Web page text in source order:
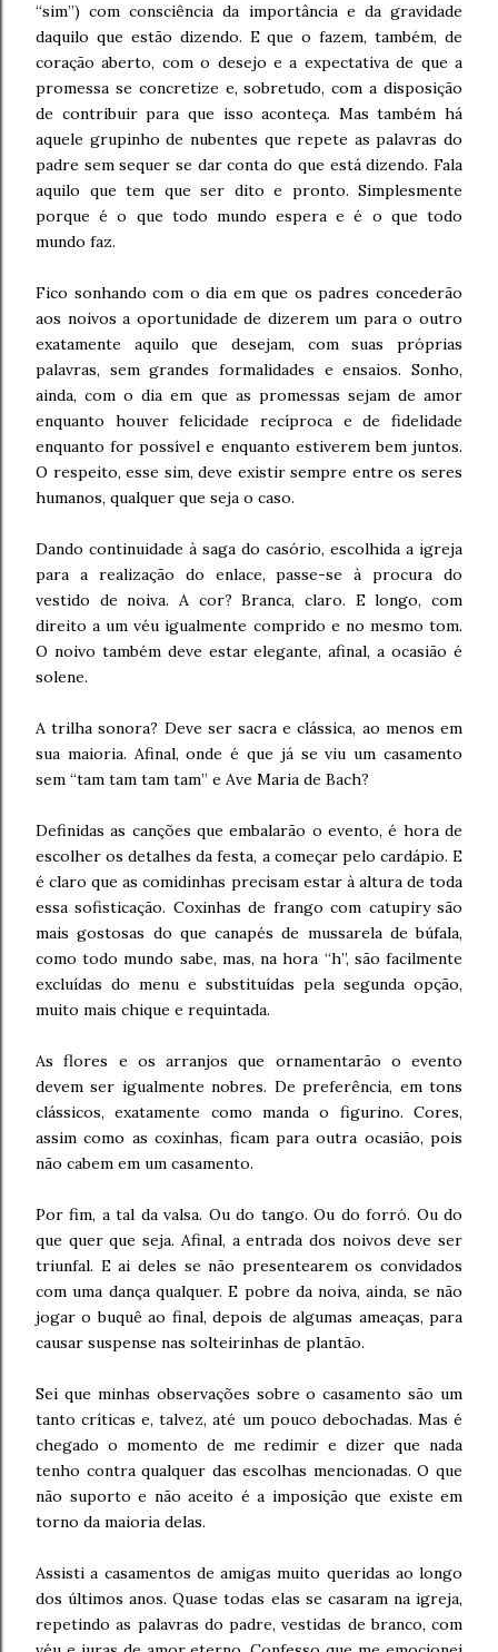
“sim”) com consciência da importância e da gravidade
daquilo que estão dizendo. E que o fazem, também, de
coração aberto, com o desejo e a expectativa de que a
promessa se concretize e, sobretudo, com a disposição
de contribuir para que isso aconteça. Mas também há
aquele grupinho de nubentes que repete as palavras do
padre sem sequer se dar conta do que está dizendo. Fala
aquilo que tem que ser dito e pronto. Simplesmente
porque é o que todo mundo espera e é o que todo
mundo faz.
Fico sonhando com o dia em que os padres concederão
aos noivos a oportunidade de dizerem um para o outro
exatamente aquilo que desejam, com suas próprias
palavras, sem grandes formalidades e ensaios. Sonho,
ainda, com o dia em que as promessas sejam de amor
enquanto houver felicidade recíproca e de fidelidade
enquanto for possível e enquanto estiverem bem juntos.
O respeito, esse sim, deve existir sempre entre os seres
humanos, qualquer que seja o caso.
Dando continuidade à saga do casório, escolhida a igreja
para a realização do enlace, passe-se à procura do
vestido de noiva. A cor? Branca, claro. E longo, com
direito a um véu igualmente comprido e no mesmo tom.
O noivo também deve estar elegante, afinal, a ocasião é
solene.
A trilha sonora? Deve ser sacra e clássica, ao menos em
sua maioria. Afinal, onde é que já se viu um casamento
sem “tam tam tam tam” e Ave Maria de Bach?
Definidas as canções que embalarão o evento, é hora de
escolher os detalhes da festa, a começar pelo cardápio. E
é claro que as comidinhas precisam estar à altura de toda
essa sofisticação. Coxinhas de frango com catupiry são
mais gostosas do que canapés de mussarela de búfala,
como todo mundo sabe, mas, na hora “h”, são facilmente
excluídas do menu e substituídas pela segunda opção,
muito mais chique e requintada.
As flores e os arranjos que ornamentarão o evento
devem ser igualmente nobres. De preferência, em tons
clássicos, exatamente como manda o figurino. Cores,
assim como as coxinhas, ficam para outra ocasião, pois
não cabem em um casamento.
Por fim, a tal da valsa. Ou do tango. Ou do forró. Ou do
que quer que seja. Afinal, a entrada dos noivos deve ser
triunfal. E ai deles se não presentearem os convidados
com uma dança qualquer. E pobre da noiva, ainda, se não
jogar o buquê ao final, depois de algumas ameaças, para
causar suspense nas solteirinhas de plantão.
Sei que minhas observações sobre o casamento são um
tanto críticas e, talvez, até um pouco debochadas. Mas é
chegado o momento de me redimir e dizer que nada
tenho contra qualquer das escolhas mencionadas. O que
não suporto e não aceito é a imposição que existe em
torno da maioria delas.
Assisti a casamentos de amigas muito queridas ao longo
dos últimos anos. Quase todas elas se casaram na igreja,
repetindo as palavras do padre, vestidas de branco, com